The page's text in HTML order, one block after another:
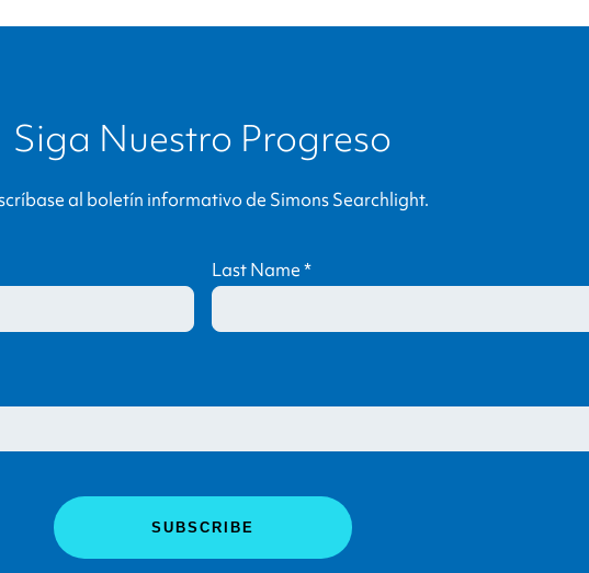
Siga Nuestro Progreso
al boletín informativo de Simons Searchlight.
Last Name*